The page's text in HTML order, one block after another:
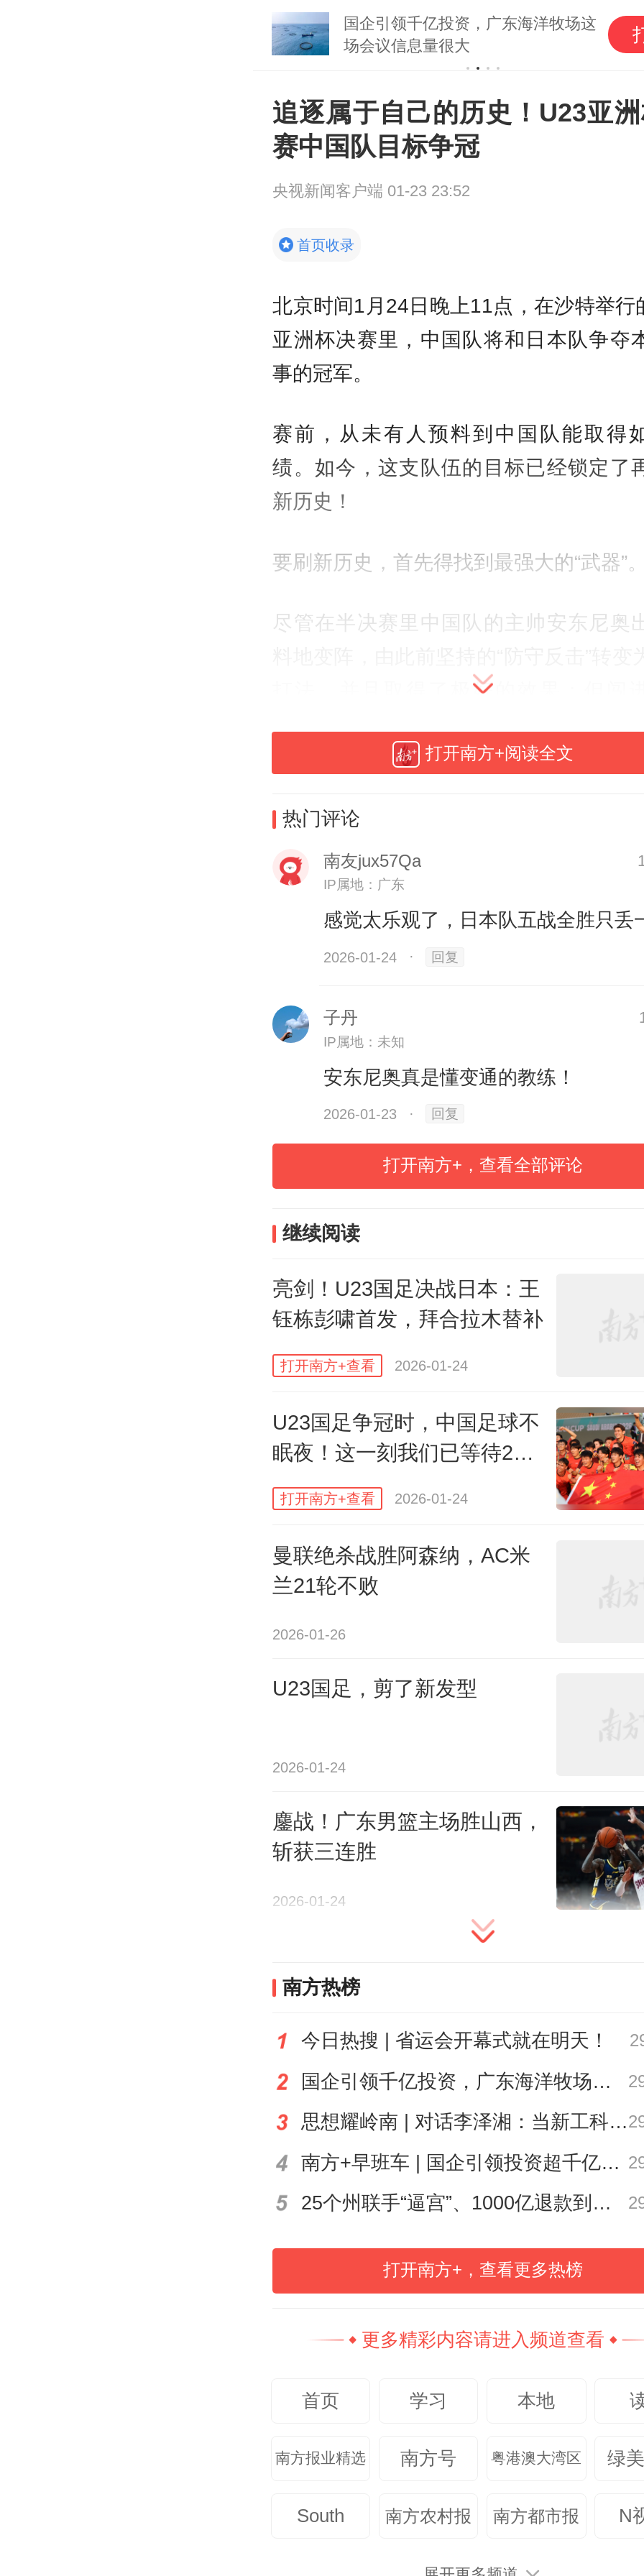
国企引领千亿投资，广东海洋牧场这
场会议信息量很大
追逐属于自己的历史！U23亚
赛中国队目标争冠
央视新闻客户端 01-23 23:52
首页收录
北京时间1月24日晚上11点，在沙特举行
亚洲杯决赛里，中国队将和日本队争夺
事的冠军。
赛前，从未有人预料到中国队能取得
绩。如今，这支队伍的目标已经锁定了
新历史！
要刷新历史，首先得找到最强大的“武器”。
尽管在半决赛里中国队的主帅安东尼奥
打法，并且取得了极好的效果；但闯
大的武器仍是稳固的防线。
本届杯赛，全部以21岁以下球员组成的日
战全胜，打进12球，只失一球，是进球
队伍。
球队整体上技术细腻，进攻点较分散，
中国队则是本届U23亚洲杯防守最为出
克斯坦队，在对手全场“狂轰滥炸”之下，
过去5场比赛，他完成了28次扑救。8强
球大战里，他又通过自身的稳定性和主
队进入4强。
但另一方面，稳固防守从来不能只靠门
过去5场比赛，从全队角度看，U23中国
将全队打造成一个“移动的堡垒”。
直在奔跑，一直在防守”。
对阵日本队，更需要以这种严密的战术
切断对手的传接球渗透，打乱对手的
奏。
家队里执教时间最长的外籍教练。
亚洲杯上再次得到了证明，甚至可以说
全新的高度。
面对舆论，安东尼奥也通过半决赛的变
从队伍的心态上来看，小组出线、刷新了
包袱，全员轻装上阵。
能扛过点球大战的考验，可见他们对艰
赛也完全做好了精神上的准备。
计划有变，目标争冠——还给了队员们
打开南方+阅读全文
热门评论
南友jux57Qa
IP属地：广东
感觉太乐观了，日本队五战全胜只丢
2026-01-24 · 回复
子丹
IP属地：未知
安东尼奥真是懂变通的教练！
2026-01-23 · 回复
打开南方+，查看全部评论
继续阅读
亮剑！U23国足决战日本：王
钰栋彭啸首发，拜合拉木替补
打开南方+查看 2026-01-24
U23国足争冠时，中国足球不
眠夜！这一刻我们已等待22
年
打开南方+查看 2026-01-24
曼联绝杀战胜阿森纳，AC米
兰21轮不败
2026-01-26
U23国足，剪了新发型
2026-01-24
鏖战！广东男篮主场胜山西，
斩获三连胜
2026-01-24
南方热榜
今日热搜 | 省运会开幕式就在明天！
国企引领千亿投资，广东海洋牧场这场会议信息量很大
思想耀岭南 | 对话李泽湘：当新工科教育遇上大湾区超级供应链
南方+早班车 | 国企引领投资超千亿！广东现代化海洋牧场建设提速
25个州联手“逼宫”、1000亿退款到账，特朗普关税“换壳”术还能撑多久？| 环球深壹度
打开南方+，查看更多热榜
更多精彩内容请进入频道查看
首页 学习 本地
南方报业精选 南方号 粤港澳大湾区 绿
South 南方农村报 南方都市报 N